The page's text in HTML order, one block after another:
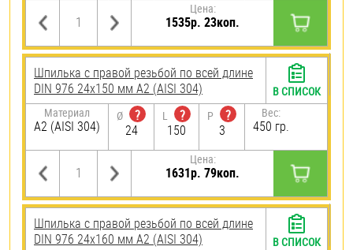
Цена:
1535р. 23коп.
Шпилька с правой резьбой по всей длине
DIN 976 24х150 мм А2 (AISI 304)
Материал
А2 (AISI 304)
Ø
?
24
L
?
150
P
?
3
Вес:
450 гр.
Цена:
1631р. 79коп.
В СПИСОК
Шпилька с правой резьбой по всей длине
DIN 976 24х160 мм А2 (AISI 304)
В СПИСОК